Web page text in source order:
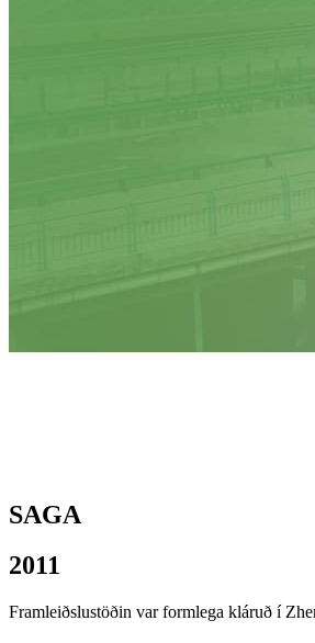
SAGA
2011
Framleiðslustöðin var formlega kláruð í